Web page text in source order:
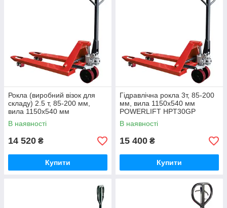
Рокла (виробний візок для
складу) 2.5 т, 85-200 мм,
вила 1150х540 мм
POWERLIFT HPT25GP
В наявності
14 520 ₴
Купити
Гідравлічна рокла 3т, 85-200
мм, вила 1150х540 мм
POWERLIFT HPT30GP
В наявності
15 400 ₴
Купити